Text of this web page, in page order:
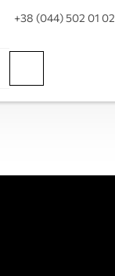
+38 (044) 502 01 02